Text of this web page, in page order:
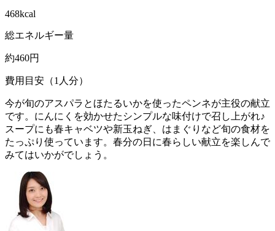
468kcal
総エネルギー量
約460円
費用目安（1人分）
今が旬のアスパラとほたるいかを使ったペンネが主役の献立
です。にんにくを効かせたシンプルな味付けで召し上がれ♪
スープにも春キャベツや新玉ねぎ、はまぐりなど旬の食材を
たっぷり使っています。春分の日に春らしい献立を楽しんで
みてはいかがでしょう。